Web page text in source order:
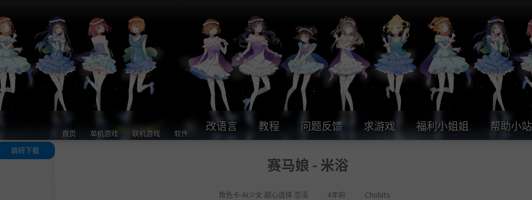
首页 单机游戏 联机游戏 软件
改语言 教程 问题反馈 求游戏 福利小姐姐 帮助小站
赛马娘 - 米浴
角色卡-AI少女 甜心选择 恋活 4年前 Chobits
跳转下载